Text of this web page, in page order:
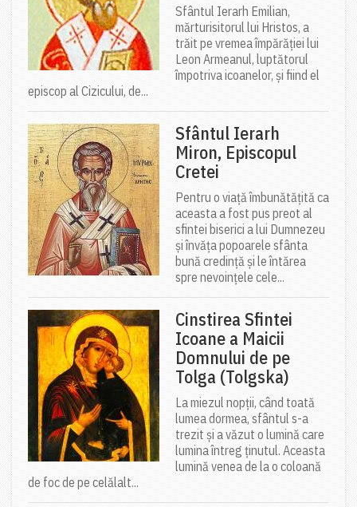
Sfântul Ierarh Emilian,
mărturisitorul lui Hristos, a
trăit pe vremea împărăției lui
Leon Armeanul, luptătorul
împotriva icoanelor, și fiind el
episcop al Cizicului, de...
Sfântul Ierarh
Miron, Episcopul
Cretei
Pentru o viață îmbunătățită ca
aceasta a fost pus preot al
sfintei biserici a lui Dumnezeu
și învăța popoarele sfânta
bună credință și le întărea
spre nevoințele cele...
Cinstirea Sfintei
Icoane a Maicii
Domnului de pe
Tolga (Tolgska)
La miezul nopții, când toată
lumea dormea, sfântul s-a
trezit și a văzut o lumină care
lumina întreg ținutul. Aceasta
lumină venea de la o coloană
de foc de pe celălalt...